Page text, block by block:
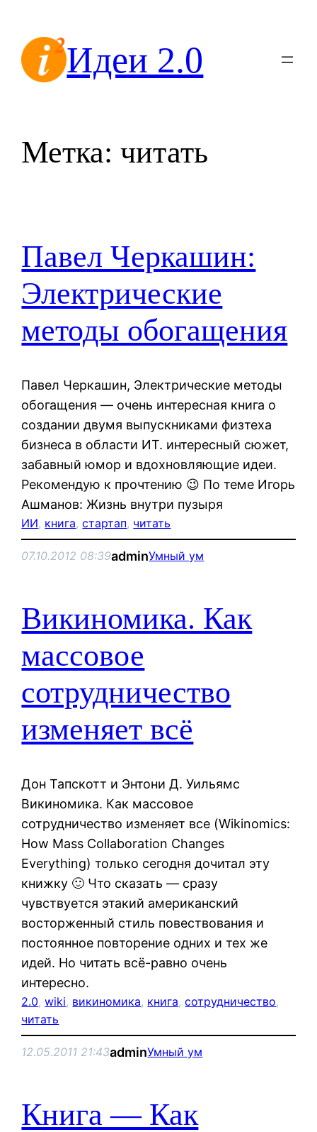
содержимомуИдеи 2.0
Метка:читать
Павел Черкашин:
Электрические
методы обогащения
Павел Черкашин, Электрические методы
обогащения — очень интересная книга о
создании двумя выпускниками физтеха
бизнеса в области ИТ. интересный сюжет,
забавный юмор и вдохновляющие идеи.
Рекомендую к прочтению 😉 По теме Игорь
Ашманов: Жизнь внутри пузыря
ИИ, книга, стартап, читать
07.10.2012 08:39adminУмный ум
Викиномика. Как
массовое
сотрудничество
изменяет всё
Дон Тапскотт и Энтони Д. Уильямс
Викиномика. Как массовое
сотрудничество изменяет все (Wikinomics:
How Mass Collaboration Changes
Everything) только сегодня дочитал эту
книжку 🙂 Что сказать — сразу
чувствуется этакий американский
восторженный стиль повествования и
постоянное повторение одних и тех же
идей. Но читать всё-равно очень
интересно.
2.0, wiki, викиномика, книга, сотрудничество
читать
12.05.2011 21:43adminУмный ум
Книга — Как